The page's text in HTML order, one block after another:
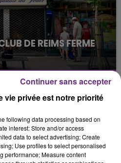
DE REIMS FERME
du centre-ville
est contraint de
21h11
21h11
vie privée est notre priorité
following data processing based on
interest: Store and/or access
data to select advertising; Create
Use profiles to select personalised
performance; Measure content
Continuer sans accepter